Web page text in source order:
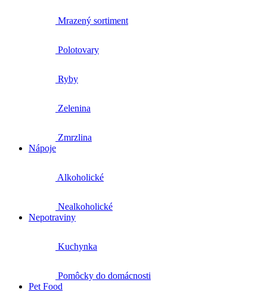
Mrazený sortiment
Polotovary
Ryby
Zelenina
Zmrzlina
Nápoje
Alkoholické
Nealkoholické
Nepotraviny
Kuchynka
Pomôcky do domácnosti
Pet Food